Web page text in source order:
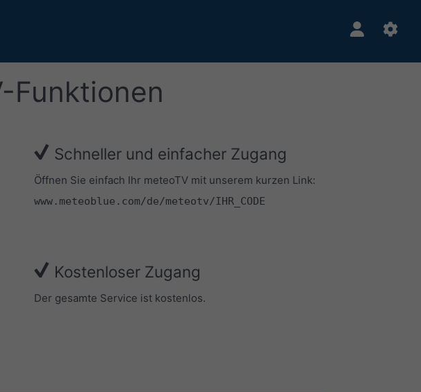
Funktionen
Schneller und einfacher Zugang
Öffnen Sie einfach Ihr meteoTV mit unserem kurzen Link:
www.meteoblue.com/de/meteotv/IHR_CODE
Kostenloser Zugang
Der gesamte Service ist kostenlos.